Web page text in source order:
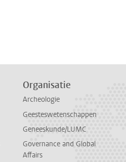
Organisatie
Archeologie
Geesteswetenschappen
Geneeskunde/LUMC
Governance and Global
Affairs